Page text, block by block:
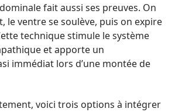
fait aussi ses preuves. On
le ventre se soulève, puis on expire
technique stimule le système
et apporte un
immédiat lors d’une montée de
voici trois options à intégrer